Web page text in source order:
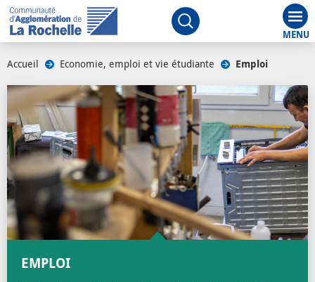
Ouvrir le moteur de
Accueil Economie, emploi et vie étudiante Emploi
EMPLOI